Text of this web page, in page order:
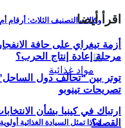
وكالات التصنيف الثلاث: أرقام
لماذا تمثل السيادة الغذائية
اقرأ أيضا
أزمة تيغراي على حافة
مرحلة إعادة إنتاج الحرب؟
توتر بين “تحالف دول
تصريحات تينوبو
القصة؟